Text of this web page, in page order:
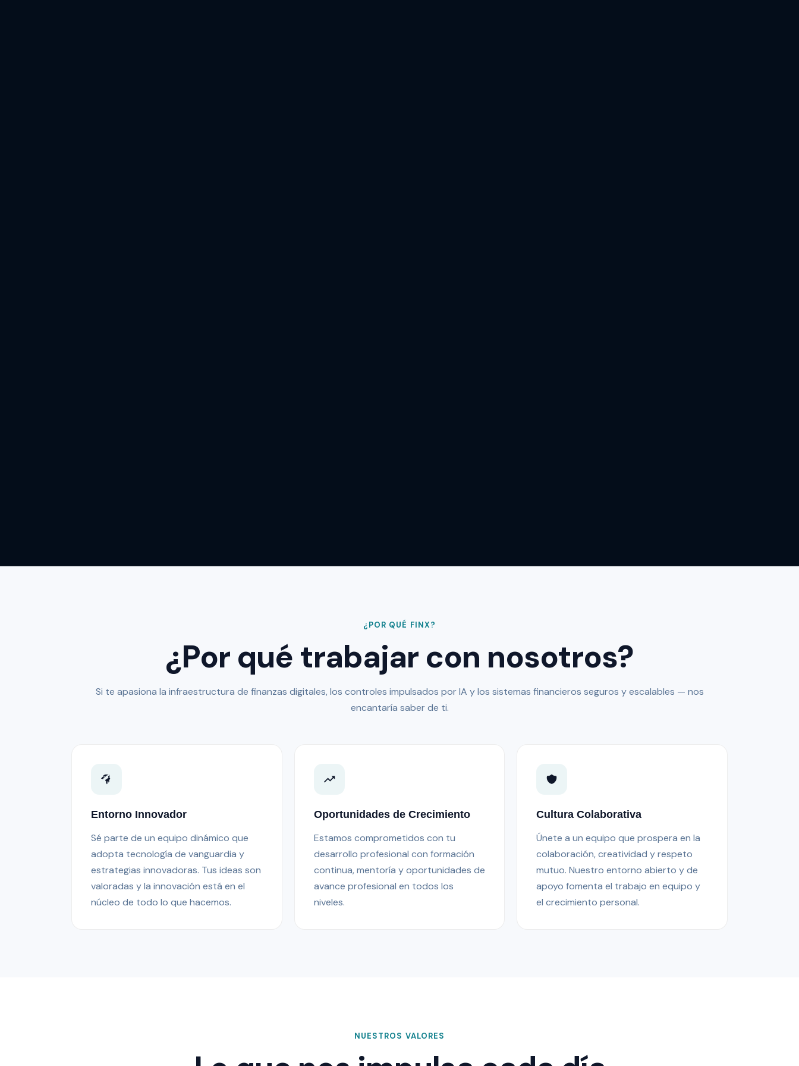
¿POR QUÉ FINX?
¿Por qué trabajar con nosotros?
Si te apasiona la infraestructura de finanzas digitales, los controles impulsados por IA y los sistemas financieros seguros y escalables — nos
encantaría saber de ti.
Entorno Innovador
Sé parte de un equipo dinámico que
adopta tecnología de vanguardia y
estrategias innovadoras. Tus ideas son
valoradas y la innovación está en el
núcleo de todo lo que hacemos.
Oportunidades de Crecimiento
Estamos comprometidos con tu
desarrollo profesional con formación
continua, mentoría y oportunidades de
avance profesional en todos los
niveles.
Cultura Colaborativa
Únete a un equipo que prospera en la
colaboración, creatividad y respeto
mutuo. Nuestro entorno abierto y de
apoyo fomenta el trabajo en equipo y
el crecimiento personal.
NUESTROS VALORES